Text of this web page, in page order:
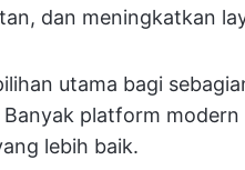
dan meningkatkan
utama bagi
platform
lebih baik.